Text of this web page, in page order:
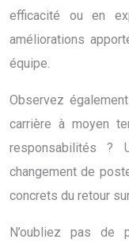
efficacité ou en
améliorations
équipe.
Observez
carrière à moyen
responsabilités ?
changement de
concrets du retour
N’oubliez pas de